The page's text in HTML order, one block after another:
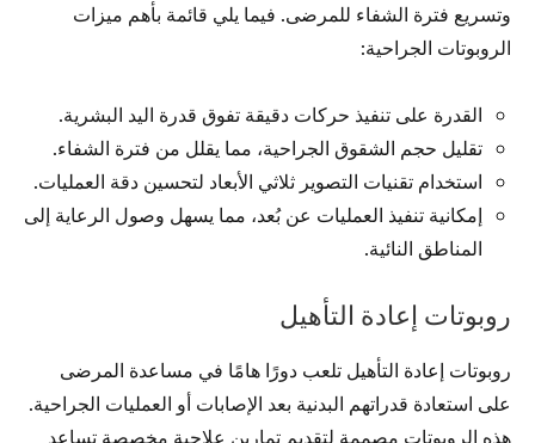
وتسريع فترة الشفاء للمرضى. فيما يلي قائمة بأهم ميزات
الروبوتات الجراحية:
القدرة على تنفيذ حركات دقيقة تفوق قدرة اليد البشرية.
تقليل حجم الشقوق الجراحية، مما يقلل من فترة الشفاء.
استخدام تقنيات التصوير ثلاثي الأبعاد لتحسين دقة العمليات.
إمكانية تنفيذ العمليات عن بُعد، مما يسهل وصول الرعاية إلى
المناطق النائية.
روبوتات إعادة التأهيل
روبوتات إعادة التأهيل تلعب دورًا هامًا في مساعدة المرضى
على استعادة قدراتهم البدنية بعد الإصابات أو العمليات الجراحية.
هذه الروبوتات مصممة لتقديم تمارين علاجية مخصصة تساعد